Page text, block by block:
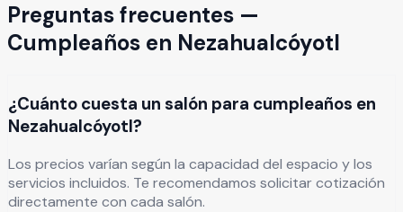
Preguntas frecuentes —
Cumpleaños en Nezahualcóyotl
¿Cuánto cuesta un salón para cumpleaños en
Nezahualcóyotl?
Los precios varían según la capacidad del espacio y los
servicios incluidos. Te recomendamos solicitar cotización
directamente con cada salón.